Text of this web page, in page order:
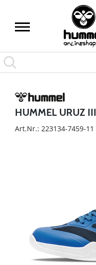
HUMMEL URUZ III
Art.Nr.: 223134-7459-11